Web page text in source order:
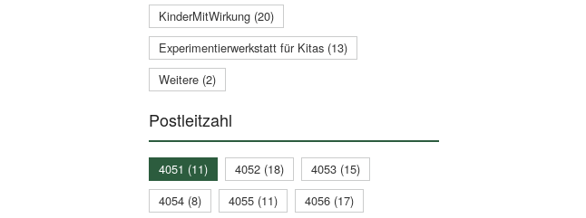
KinderMitWirkung (20)
Experimentierwerkstatt für Kitas (13)
Weitere (2)
Postleitzahl
4051 (11) 4052 (18)
4053 (15)
4054 (8)
4055 (11)
4056 (17)